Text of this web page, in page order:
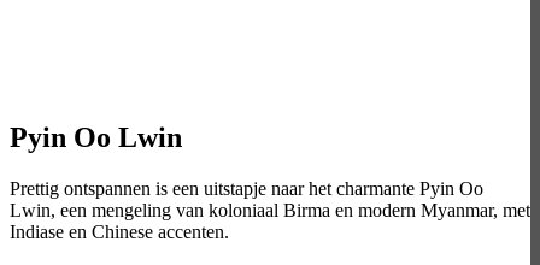
Pyin Oo Lwin
Prettig ontspannen is een uitstapje naar het charmante Pyin Oo
Lwin, een mengeling van koloniaal Birma en modern Myanmar, met
Indiase en Chinese accenten.